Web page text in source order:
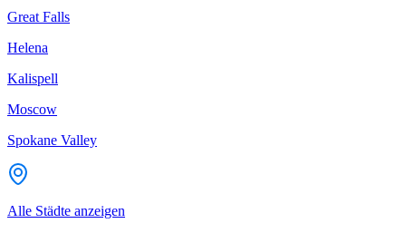
Great Falls
Helena
Kalispell
Moscow
Spokane Valley
Alle Städte anzeigen